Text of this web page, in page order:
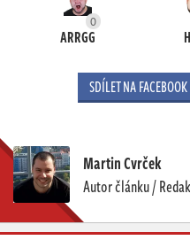
0
ARRGG
SDÍLET NA FACEBOOK
Martin Cvrček
Autor článku /